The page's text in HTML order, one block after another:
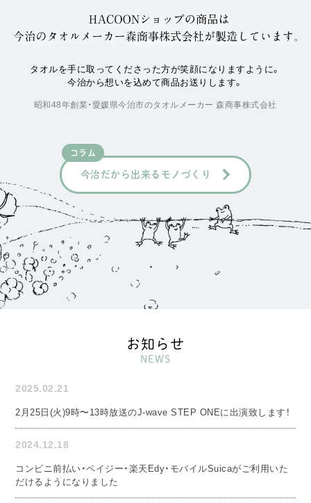
タオルを手に取ってくださった方が笑顔になりますように。
今治から想いを込めて商品お送りします。
昭和48年創業・愛媛県今治市のタオルメーカー 森商事株式会社
コラム
今治だから出来るモノづくり
お知らせ
NEWS
2025.02.21
2月25日(火)9時〜13時放送のJ-wave STEP ONEに出演致します！
2024.12.18
コンビニ前払い・ペイジー・楽天Edy・モバイルSuicaがご利用いた
だけるようになりました